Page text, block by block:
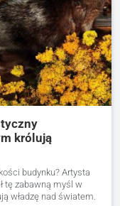
królują
budynku? Artysta
tę zabawną myśl w
władzę nad światem.